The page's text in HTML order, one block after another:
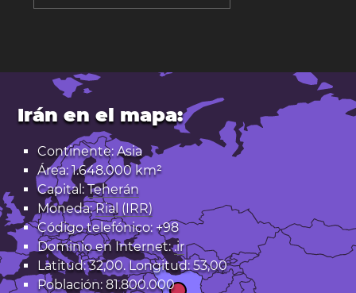
Irán en el mapa:
Continente: Asia
Área: 1.648.000 km²
Capital:Teherán
Moneda:Rial (IRR)
Código telefónico: +98
Dominio en Internet:.ir
Latitud: 32,00. Longitud: 53,00
Población: 81.800.000